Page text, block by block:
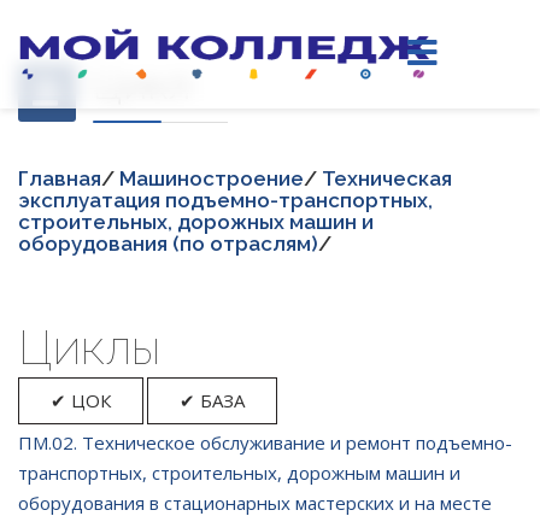
Цикл
Главная/ Машиностроение/ Техническая
эксплуатация подъемно-транспортных,
строительных, дорожных машин и
оборудования (по отраслям)/
Циклы
✔ ЦОК
✔ БАЗА
ПМ.02. Техническое обслуживание и ремонт подъемно-
транспортных, строительных, дорожным машин и
оборудования в стационарных мастерских и на месте